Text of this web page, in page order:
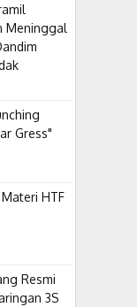
Meninggal
Gress"
HTF
Resmi
3S